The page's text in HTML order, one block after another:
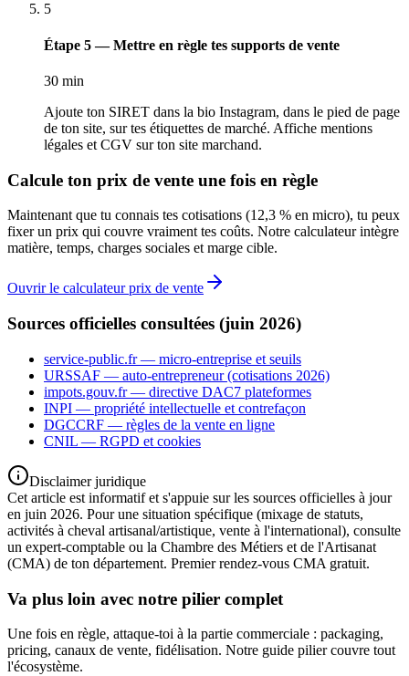
5
Étape 5 — Mettre en règle tes supports de vente
30 min
Ajoute ton SIRET dans la bio Instagram, dans le pied de page
de ton site, sur tes étiquettes de marché. Affiche mentions
légales et CGV sur ton site marchand.
Calcule ton prix de vente une fois en règle
Maintenant que tu connais tes cotisations (12,3 % en micro), tu peux
fixer un prix qui couvre vraiment tes coûts. Notre calculateur intègre
matière, temps, charges sociales et marge cible.
Ouvrir le calculateur prix de vente
Sources officielles consultées (juin 2026)
service-public.fr — micro-entreprise et seuils
URSSAF — auto-entrepreneur (cotisations 2026)
impots.gouv.fr — directive DAC7 plateformes
INPI — propriété intellectuelle et contrefaçon
DGCCRF — règles de la vente en ligne
CNIL — RGPD et cookies
Disclaimer juridique
Cet article est informatif et s'appuie sur les sources officielles à jour
en juin 2026. Pour une situation spécifique (mixage de statuts,
activités à cheval artisanal/artistique, vente à l'international), consulte
un expert-comptable ou la Chambre des Métiers et de l'Artisanat
(CMA) de ton département. Premier rendez-vous CMA gratuit.
Va plus loin avec notre pilier complet
Une fois en règle, attaque-toi à la partie commerciale : packaging,
pricing, canaux de vente, fidélisation. Notre guide pilier couvre tout
l'écosystème.